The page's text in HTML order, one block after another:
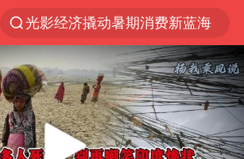
光影经济撬动暑期消费新蓝海
唐田赛前发布会上引用《孙子兵法》
陈思诚零点晒照为佟丽娅庆生
郑丽文：台湾从来没有“独立”过
央视新主播李秋莹孙亚鹏亮相